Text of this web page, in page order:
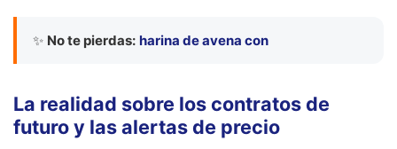
✨ No te pierdas: harina de avena con
La realidad sobre los contratos de
futuro y las alertas de precio